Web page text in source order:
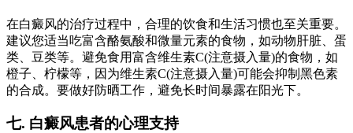
在白癜风的治疗过程中，合理的饮食和生活习惯也至关重要。
建议您适当吃富含酪氨酸和微量元素的食物，如动物肝脏、蛋
类、豆类等。避免食用富含维生素C(注意摄入量)的食物，如
橙子、柠檬等，因为维生素C(注意摄入量)可能会抑制黑色素
的合成。要做好防晒工作，避免长时间暴露在阳光下。
七. 白癜风患者的心理支持